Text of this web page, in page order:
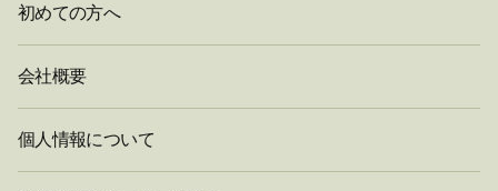
初めての方へ
会社概要
個人情報について